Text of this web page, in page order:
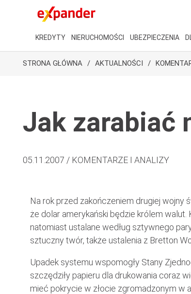
KREDYTY NIERUCHOMOŚCI UBEZPIECZENIA
STRONA GŁÓWNA AKTUALNOŚCI
Jak zarabiać
05.11.2007 / KOMENTARZE I ANALIZY
Na rok przed zakończeniem drugiej wojny
że dolar amerykański będzie królem
natomiast ustalane według sztywnego
sztuczny twór, także ustalenia z Bretton
Upadek systemu wspomogły Stany
szczędziły papieru dla drukowania coraz
mieć pokrycie w złocie zgromadzonym w